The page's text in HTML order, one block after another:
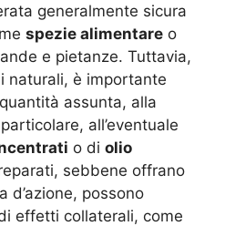
generalmente sicura
spezie alimentare o
e pietanze. Tuttavia,
naturali, è importante
assunta, alla
all’eventuale
o di olio
sebbene offrano
d’azione, possono
effetti collaterali, come